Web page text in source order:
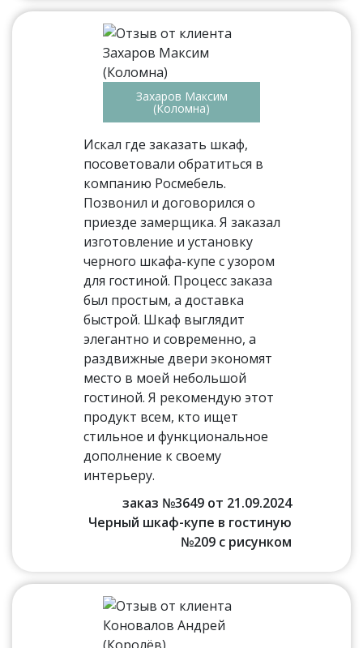
Захаров Максим
(Коломна)
Искал где заказать шкаф,
посоветовали обратиться в
компанию Росмебель.
Позвонил и договорился о
приезде замерщика. Я заказал
изготовление и установку
черного шкафа-купе с узором
для гостиной. Процесс заказа
был простым, а доставка
быстрой. Шкаф выглядит
элегантно и современно, а
раздвижные двери экономят
место в моей небольшой
гостиной. Я рекомендую этот
продукт всем, кто ищет
стильное и функциональное
дополнение к своему
интерьеру.
заказ №3649 от 21.09.2024
Черный шкаф-купе в гостиную
№209 с рисунком